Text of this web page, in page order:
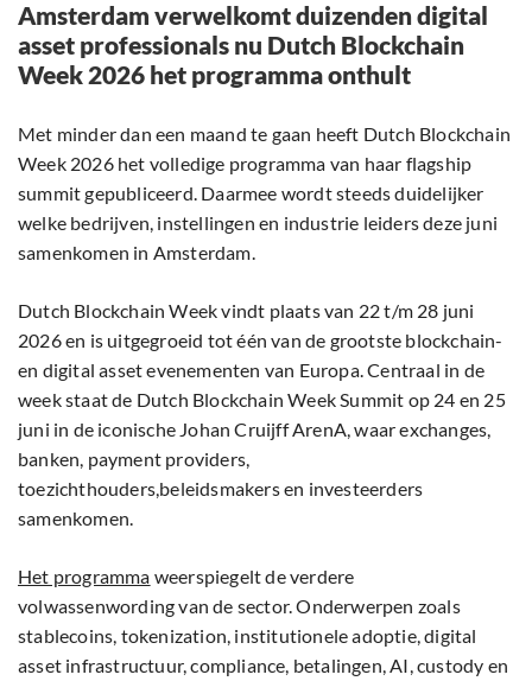
Amsterdam verwelkomt duizenden digital
asset professionals nu Dutch Blockchain
Week 2026 het programma onthult
Met minder dan een maand te gaan heeft Dutch Blockchain
Week 2026 het volledige programma van haar flagship
summit gepubliceerd. Daarmee wordt steeds duidelijker
welke bedrijven, instellingen en industrie leiders deze juni
samenkomen in Amsterdam.
Dutch Blockchain Week vindt plaats van 22 t/m 28 juni
2026 en is uitgegroeid tot één van de grootste blockchain-
en digital asset evenementen van Europa. Centraal in de
week staat de Dutch Blockchain Week Summit op 24 en 25
juni in de iconische Johan Cruijff ArenA, waar exchanges,
banken, payment providers,
toezichthouders,beleidsmakers en investeerders
samenkomen.
Het programma weerspiegelt de verdere
volwassenwording van de sector. Onderwerpen zoals
stablecoins, tokenization, institutionele adoptie, digital
asset infrastructuur, compliance, betalingen, AI, custody en